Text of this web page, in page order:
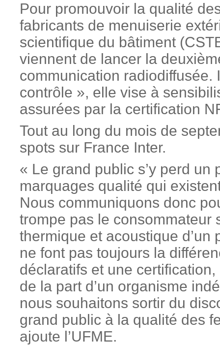
Pour promouvoir la qualité
fabricants de menuiserie
scientifique du bâtiment
viennent de lancer la
communication radiodiffusée.
contrôle », elle vise à
assurées par la certification
Tout au long du mois de
spots sur France Inter.
« Le grand public s’y perd
marquages qualité qui
Nous communiquons donc
trompe pas le consommateur
thermique et acoustique
ne font pas toujours la
déclaratifs et une
de la part d’un organisme
nous souhaitons sortir du
grand public à la qualité des
ajoute l’UFME.